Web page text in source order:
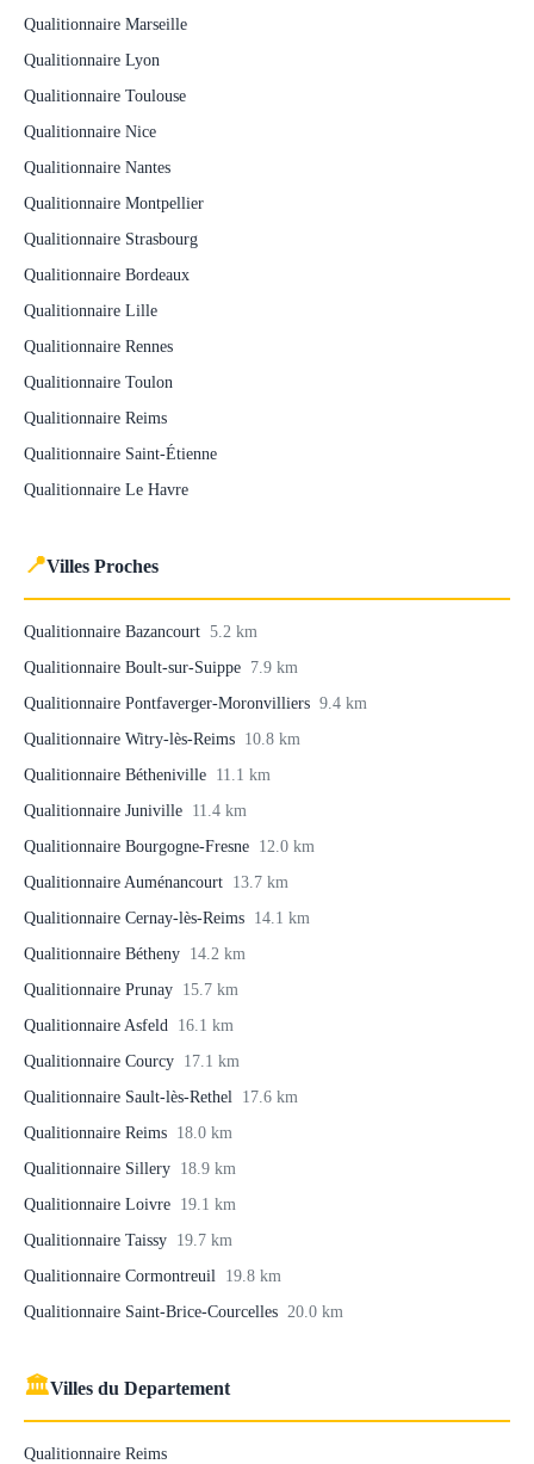
Qualitionnaire Marseille
Qualitionnaire Lyon
Qualitionnaire Toulouse
Qualitionnaire Nice
Qualitionnaire Nantes
Qualitionnaire Montpellier
Qualitionnaire Strasbourg
Qualitionnaire Bordeaux
Qualitionnaire Lille
Qualitionnaire Rennes
Qualitionnaire Toulon
Qualitionnaire Reims
Qualitionnaire Saint-Étienne
Qualitionnaire Le Havre
📍Villes Proches
Qualitionnaire Bazancourt 5.2 km
Qualitionnaire Boult-sur-Suippe 7.9 km
Qualitionnaire Pontfaverger-Moronvilliers 9.4 km
Qualitionnaire Witry-lès-Reims 10.8 km
Qualitionnaire Bétheniville 11.1 km
Qualitionnaire Juniville 11.4 km
Qualitionnaire Bourgogne-Fresne 12.0 km
Qualitionnaire Auménancourt 13.7 km
Qualitionnaire Cernay-lès-Reims 14.1 km
Qualitionnaire Bétheny 14.2 km
Qualitionnaire Prunay 15.7 km
Qualitionnaire Asfeld 16.1 km
Qualitionnaire Courcy 17.1 km
Qualitionnaire Sault-lès-Rethel 17.6 km
Qualitionnaire Reims 18.0 km
Qualitionnaire Sillery 18.9 km
Qualitionnaire Loivre 19.1 km
Qualitionnaire Taissy 19.7 km
Qualitionnaire Cormontreuil 19.8 km
Qualitionnaire Saint-Brice-Courcelles 20.0 km
🏛Villes du Departement
Qualitionnaire Reims